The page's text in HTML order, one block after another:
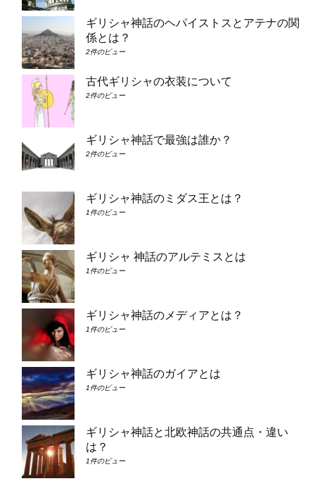
ギリシャ神話のヘパイストスとアテナの関
係とは？
2件のビュー
古代ギリシャの衣装について
2件のビュー
ギリシャ神話で最強は誰か？
2件のビュー
ギリシャ神話のミダス王とは？
1件のビュー
ギリシャ 神話のアルテミスとは
1件のビュー
ギリシャ神話のメディアとは？
1件のビュー
ギリシャ神話のガイアとは
1件のビュー
ギリシャ神話と北欧神話の共通点・違い
は？
1件のビュー